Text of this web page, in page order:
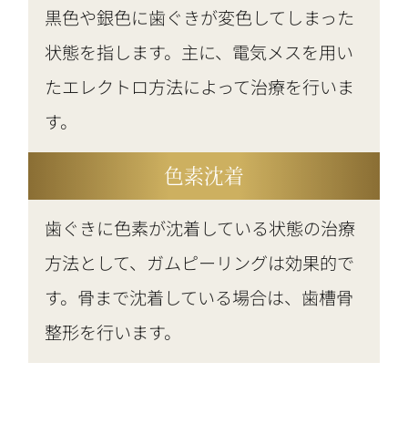
黒色や銀色に歯ぐきが変色してしまった
状態を指します。主に、電気メスを用い
たエレクトロ方法によって治療を行いま
す。
色素沈着
歯ぐきに色素が沈着している状態の治療
方法として、ガムピーリングは効果的で
す。骨まで沈着している場合は、歯槽骨
整形を行います。